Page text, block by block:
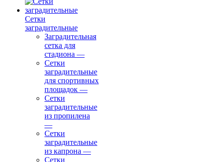
Сетки
заградительные
Заградительная
сетка для
стадиона —
Сетки
заградительные
для спортивных
площадок —
Сетки
заградительные
из пропилена
—
Сетки
заградительные
из капрона —
Сетки